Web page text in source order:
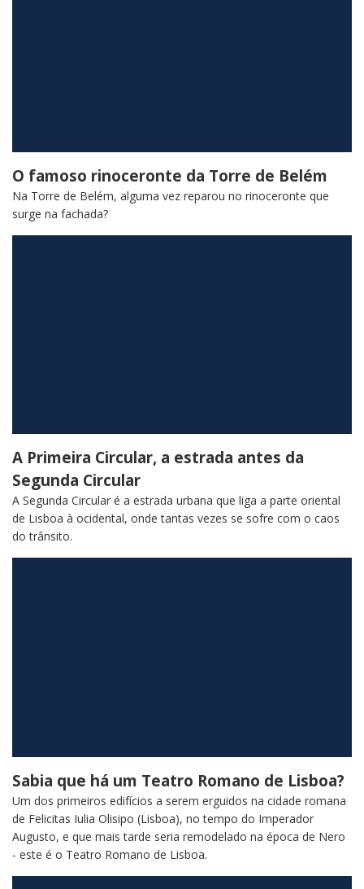
O famoso rinoceronte da Torre de Belém
Na Torre de Belém, alguma vez reparou no rinoceronte que
surge na fachada?
A Primeira Circular, a estrada antes da
Segunda Circular
A Segunda Circular é a estrada urbana que liga a parte oriental
de Lisboa à ocidental, onde tantas vezes se sofre com o caos
do trânsito.
Sabia que há um Teatro Romano de Lisboa?
Um dos primeiros edifícios a serem erguidos na cidade romana
de Felicitas Iulia Olisipo (Lisboa), no tempo do Imperador
Augusto, e que mais tarde seria remodelado na época de Nero
- este é o Teatro Romano de Lisboa.